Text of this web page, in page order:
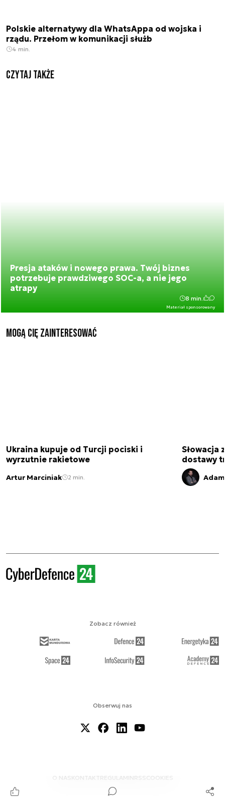
Polskie alternatywy dla WhatsAppa od wojska i
rządu. Przełom w komunikacji służb
4 min.
Czytaj także
Presja ataków i nowego prawa. Twój biznes
potrzebuje prawdziwego SOC-a, a nie jego
atrapy
Materiał sponsorowany
8 min.
Mogą Cię zainteresować
Ukraina kupuje od Turcji pociski i
wyrzutnie rakietowe
Artur Marciniak 2 min.
Słowacja
dostawy
Obserwuj nas
O NAS KONTAKTREGULAMINRSS COOKIES
Zobacz również